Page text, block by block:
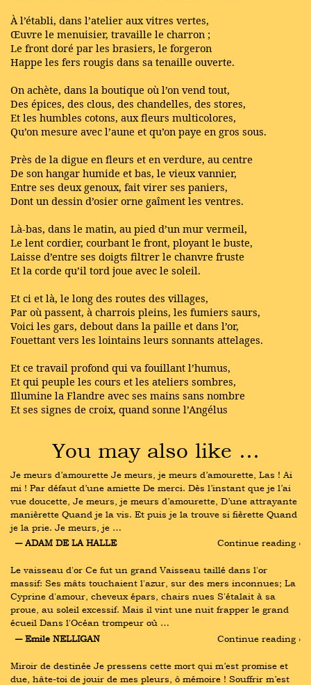
À l’établi, dans l’atelier aux vitres vertes,
Œuvre le menuisier, travaille le charron ;
Le front doré par les brasiers, le forgeron
Happe les fers rougis dans sa tenaille ouverte.
On achète, dans la boutique où l’on vend tout,
Des épices, des clous, des chandelles, des stores,
Et les humbles cotons, aux fleurs multicolores,
Qu’on mesure avec l’aune et qu’on paye en gros sous.
Près de la digue en fleurs et en verdure, au centre
De son hangar humide et bas, le vieux vannier,
Entre ses deux genoux, fait virer ses paniers,
Dont un dessin d’osier orne gaîment les ventres.
Là-bas, dans le matin, au pied d’un mur vermeil,
Le lent cordier, courbant le front, ployant le buste,
Laisse d’entre ses doigts filtrer le chanvre fruste
Et la corde qu’il tord joue avec le soleil.
Et ci et là, le long des routes des villages,
Par où passent, à charrois pleins, les fumiers saurs,
Voici les gars, debout dans la paille et dans l’or,
Fouettant vers les lointains leurs sonnants attelages.
Et ce travail profond qui va fouillant l’humus,
Et qui peuple les cours et les ateliers sombres,
Illumine la Flandre avec ses mains sans nombre
Et ses signes de croix, quand sonne l’Angélus
You may also like …
Je meurs d’amourette Je meurs, je meurs d’amourette, Las ! Ai
mi ! Par défaut d’une amiette De merci. Dès l’instant que je l’ai
vue doucette, Je meurs, je meurs d’amourette, D’une attrayante
manièrette Quand je la vis. Et puis je la trouve si fièrette Quand
je la prie. Je meurs, je …
― ADAM DE LA HALLE
Continue reading ›
Le vaisseau d'or Ce fut un grand Vaisseau taillé dans l'or
massif: Ses mâts touchaient l'azur, sur des mers inconnues; La
Cyprine d'amour, cheveux épars, chairs nues S'étalait à sa
proue, au soleil excessif. Mais il vint une nuit frapper le grand
écueil Dans l'Océan trompeur où …
― Emile NELLIGAN
Continue reading ›
Miroir de destinée Je pressens cette mort qui m’est promise et
due, hâte-toi de jouir de mes pleurs, ô mémoire ! Souffrir m’est